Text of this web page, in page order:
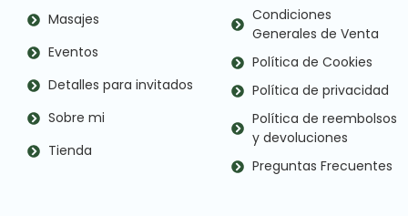
Masajes
Eventos
Detalles para invitados
Sobre mi
Tienda
Condiciones
Generales de Venta
Política de Cookies
Política de privacidad
Política de reembolsos
y devoluciones
Preguntas Frecuentes